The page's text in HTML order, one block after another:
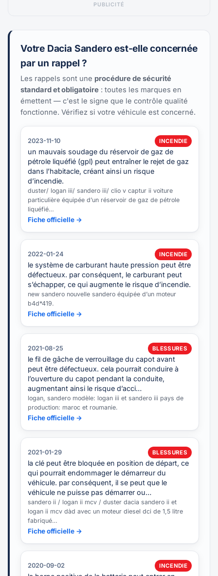
PUBLICITÉ
Votre Dacia Sandero est-elle concernée
par un rappel ?
Les rappels sont une procédure de sécurité
standard et obligatoire : toutes les marques en
émettent — c'est le signe que le contrôle qualité
fonctionne. Vérifiez si votre véhicule est concerné.
2023-11-10 INCENDIE
un mauvais soudage du réservoir de gaz de
pétrole liquéfié (gpl) peut entraîner le rejet de gaz
dans l’habitacle, créant ainsi un risque
d’incendie.
duster/ logan iii/ sandero iii/ clio v captur ii voiture
particulière équipée d’un réservoir de gaz de pétrole
liquéfié…
Fiche officielle →
2022-01-24 INCENDIE
le système de carburant haute pression peut être
défectueux. par conséquent, le carburant peut
s’échapper, ce qui augmente le risque d’incendie.
new sandero nouvelle sandero équipée d’un moteur
b4d*419.
Fiche officielle →
2021-08-25 BLESSURES
le fil de gâche de verrouillage du capot avant
peut être défectueux. cela pourrait conduire à
l’ouverture du capot pendant la conduite,
augmentant ainsi le risque d’acci…
logan, sandero modèle: logan iii et sandero iii pays de
production: maroc et roumanie.
Fiche officielle →
2021-01-29 BLESSURES
la clé peut être bloquée en position de départ, ce
qui pourrait endommager le démarreur du
véhicule. par conséquent, il se peut que le
véhicule ne puisse pas démarrer ou…
sandero ii / logan ii mcv / duster dacia sandero ii et
logan ii mcv dàd avec un moteur diesel dci de 1,5 litre
fabriqué…
Fiche officielle →
2020-09-02 INCENDIE